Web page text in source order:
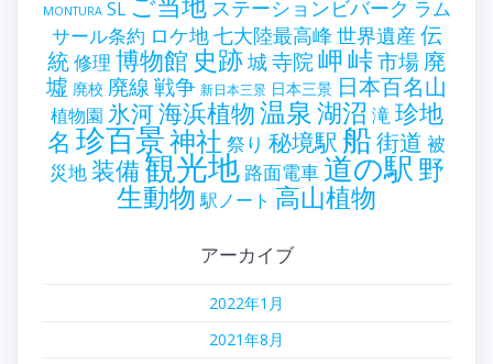
MONTURA SL ステーションビバーク ラム
サール条約 ロケ地七大陸最高峰 世界遺産 伝
統修理 博物館 史跡城寺院岬峠市場廃
墟 廃校 廃線戦争 新日本三景 日本三景 日本百名山
植物園 氷河海浜植物温泉湖沼 滝珍地
名 珍百景神社 祭り 秘境駅 船街道 被
災地装備観光地 路面電車道の駅野
生動物 駅ノート 高山植物
アーカイブ
2022年1月
2021年8月